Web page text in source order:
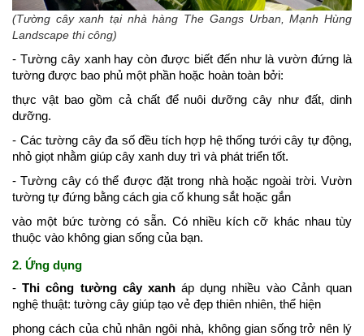
(Tường cây xanh tại nhà hàng The Gangs Urban, Mạnh Hùng
Landscape thi công)
- Tường cây xanh hay còn được biết đến như là vườn đứng là
tường được bao phủ một phần hoặc hoàn toàn bởi:
thực vật bao gồm cả chất để nuôi dưỡng cây như đất, dinh
dưỡng.
- Các tường cây đa số đều tích hợp hệ thống tưới cây tự động,
nhỏ giọt nhằm giúp cây xanh duy trì và phát triển tốt.
- Tường cây có thể được đặt trong nhà hoặc ngoài trời. Vườn
tường tự đứng bằng cách gia cố khung sắt hoặc gắn
vào một bức tường có sẵn. Có nhiều kích cỡ khác nhau tùy
thuộc vào không gian sống của bạn.
2. Ứng dụng
- Thi công tường cây xanháp dụng nhiều vào Cảnh quan
nghệ thuật: tường cây giúp tạo vẻ đẹp thiên nhiên, thể hiện
phong cách của chủ nhân ngôi nhà, không gian sống trở nên lý